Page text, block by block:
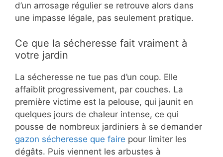
d’un arrosage régulier se retrouve alors dans
une impasse légale, pas seulement pratique.
Ce que la sécheresse fait vraiment à
votre jardin
La sécheresse ne tue pas d’un coup. Elle
affaiblit progressivement, par couches. La
première victime est la pelouse, qui jaunit en
quelques jours de chaleur intense, ce qui
pousse de nombreux jardiniers à se demander
gazon sécheresse que faire pour limiter les
dégâts. Puis viennent les arbustes à